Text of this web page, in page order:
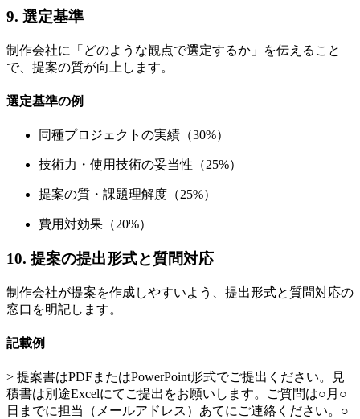
9. 選定基準
制作会社に「どのような観点で選定するか」を伝えること
で、提案の質が向上します。
選定基準の例
同種プロジェクトの実績（30%）
技術力・使用技術の妥当性（25%）
提案の質・課題理解度（25%）
費用対効果（20%）
10. 提案の提出形式と質問対応
制作会社が提案を作成しやすいよう、提出形式と質問対応の
窓口を明記します。
記載例
> 提案書はPDFまたはPowerPoint形式でご提出ください。見
積書は別途Excelにてご提出をお願いします。ご質問は○月○
日までに担当（メールアドレス）あてにご連絡ください。○